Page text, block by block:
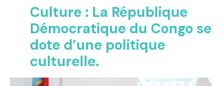
Culture : La République
Démocratique du Congo se
dote d’une politique
culturelle.